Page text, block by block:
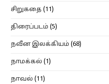
சிறுகதை (11)
திரைப்படம் (5)
நவீன இலக்கியம் (68)
நாமக்கல் (1)
நாவல் (11)